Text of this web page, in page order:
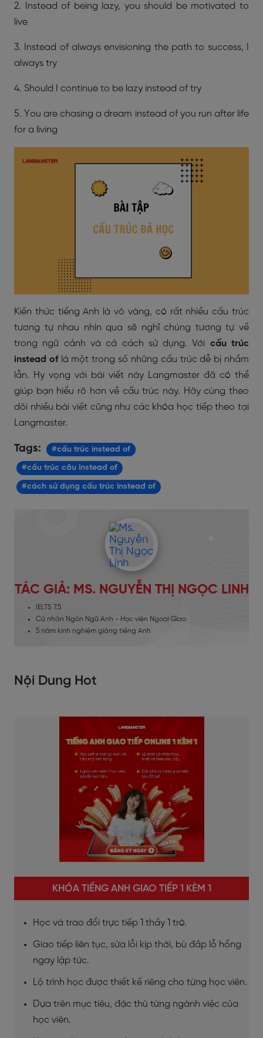
2. Instead of being lazy, you should be motivated to
live
3. Instead of always envisioning the path to success, I
always try
4. Should I continue to be lazy instead of try
5. You are chasing a dream instead of you run after life
for a living
Kiến thức tiếng Anh là vô vàng, có rất nhiều cấu trúc
tương tự nhau nhìn qua sẽ nghĩ chúng tương tự về
trong ngữ cảnh và cả cách sử dụng. Với cấu trúc
instead oflà một trong số những cấu trúc dễ bị nhầm
lẫn. Hy vọng với bài viết này Langmaster đã có thể
giúp bạn hiểu rõ hơn về cấu trúc này. Hãy cùng theo
dõi nhiều bài viết cũng như các khóa học tiếp theo tại
Langmaster.
Tags: #cấu trúc instead of
#cấu trúc câu instead of
#cách sử dụng cấu trúc instead of
TÁC GIẢ: MS. NGUYỄN THỊ NGỌC LINH
IELTS 7.5
Cử nhân Ngôn Ngữ Anh - Học viện Ngoại Giao
5 năm kinh nghiệm giảng tiếng Anh
Nội Dung Hot
KHÓA TIẾNG ANH GIAO TIẾP 1 KÈM 1
Học và trao đổi trực tiếp 1 thầy 1 trò.
Giao tiếp liên tục, sửa lỗi kịp thời, bù đắp lỗ hổng
ngay lập tức.
Lộ trình học được thiết kế riêng cho từng học viên.
Dựa trên mục tiêu, đặc thù từng ngành việc của
học viên.